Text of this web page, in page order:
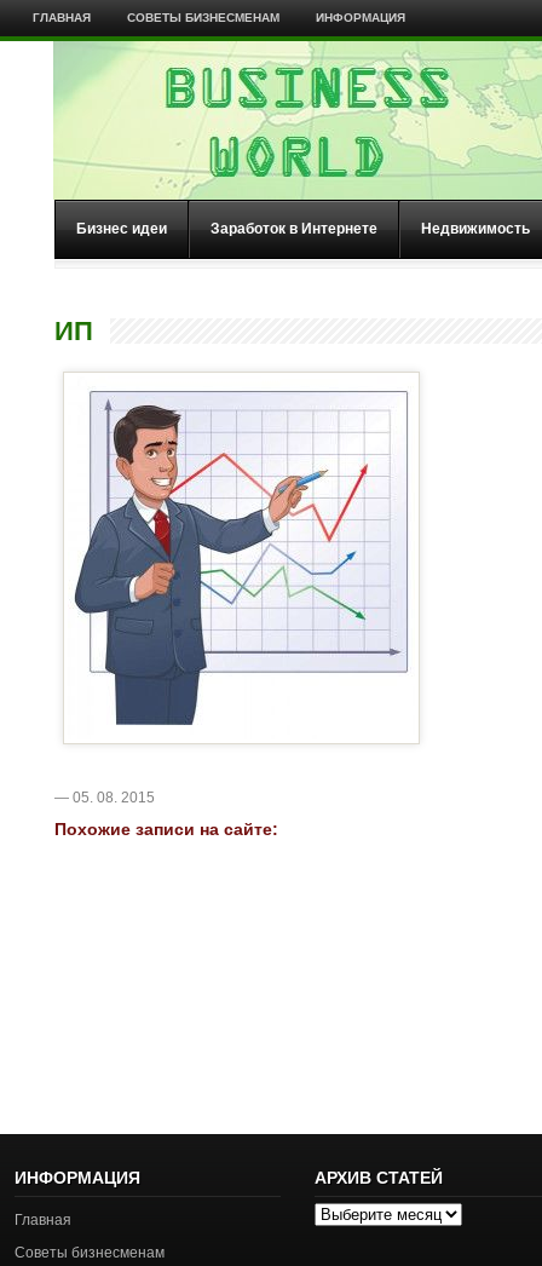
ГЛАВНАЯ СОВЕТЫ БИЗНЕСМЕНАМ ИНФОРМАЦИЯ
Бизнес идеи Заработок в Интернете Недвижимость
ИП
— 05. 08. 2015
Похожие записи на сайте:
ИНФОРМАЦИЯ
Главная
Советы бизнесменам
АРХИВ СТАТЕЙ
Архив